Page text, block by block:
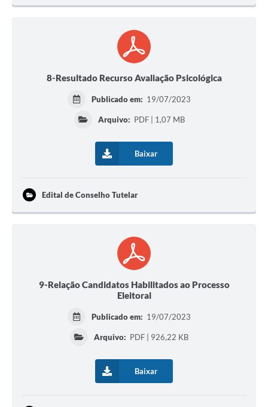
8-Resultado Recurso Avaliação Psicológica
Publicado em: 19/07/2023
Arquivo: PDF | 1,07 MB
Baixar
Edital de Conselho Tutelar
9-Relação Candidatos Habilitados ao Processo
Eleitoral
Publicado em: 19/07/2023
Arquivo: PDF | 926,22 KB
Baixar